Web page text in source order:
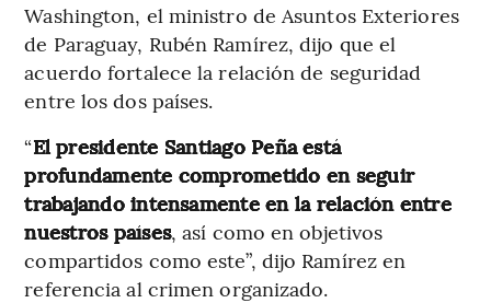
Washington, el ministro de Asuntos Exteriores
de Paraguay, Rubén Ramírez, dijo que el
acuerdo fortalece la relación de seguridad
entre los dos países.
“El presidente Santiago Peña está
profundamente comprometido en seguir
trabajando intensamente en la relación entre
nuestros países, así como en objetivos
compartidos como este”, dijo Ramírez en
referencia al crimen organizado.